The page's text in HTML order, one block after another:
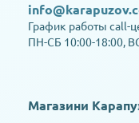
График работы call-
ПН-СБ 10:00-18:00,
Магазини